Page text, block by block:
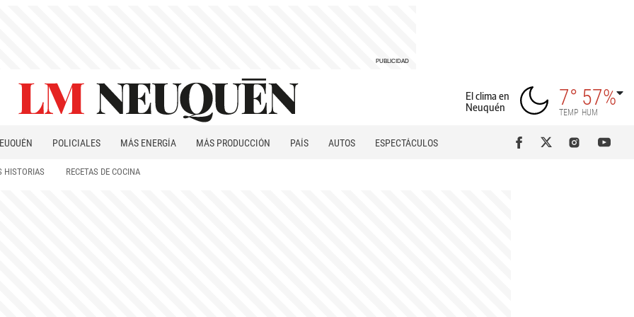
El clima en
Neuquén
7°
TEMP
57%
HUM
POLICIALES MÁS ENERGÍA MÁS PRODUCCIÓN PAÍS AUTOS
ESPECTÁCULOS
HISTORIAS RECETAS DE COCINA